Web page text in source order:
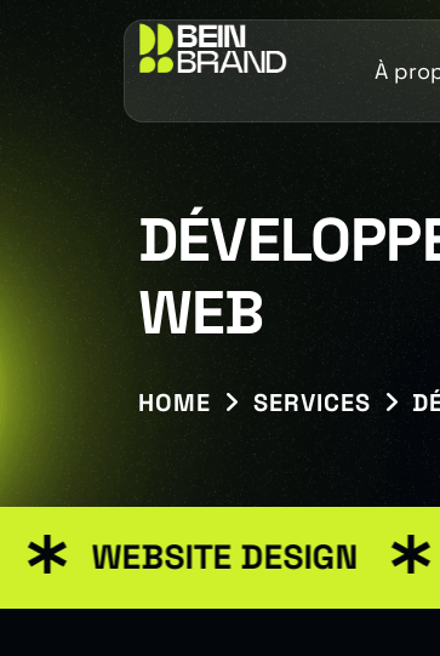
À
WEB
HOME SERVICES
DESIGN